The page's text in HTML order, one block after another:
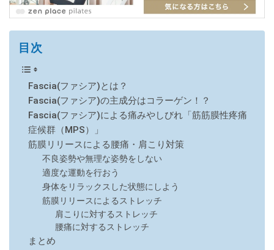
目次
Fascia(ファシア)とは？
Fascia(ファシア)の主成分はコラーゲン！？
Fascia(ファシア)による痛みやしびれ「筋筋膜性疼痛
症候群（MPS）」
筋膜リリースによる腰痛・肩こり対策
不良姿勢や無理な姿勢をしない
適度な運動を行おう
身体をリラックスした状態にしよう
筋膜リリースによるストレッチ
肩こりに対するストレッチ
腰痛に対するストレッチ
まとめ